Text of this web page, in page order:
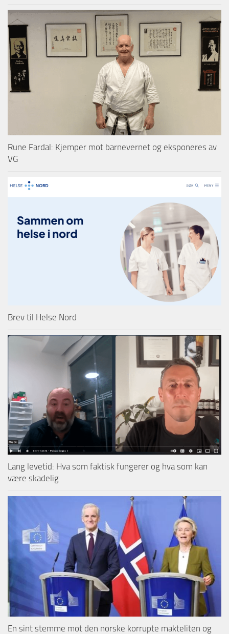
Rune Fardal: Kjemper mot barnevernet og eksponeres av
VG
Brev til Helse Nord
Lang levetid: Hva som faktisk fungerer og hva som kan
være skadelig
En sint stemme mot den norske korrupte makteliten og